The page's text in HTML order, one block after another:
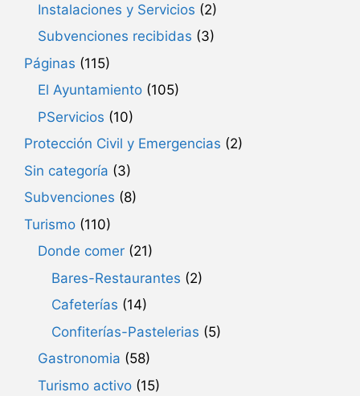
Instalaciones y Servicios (2)
Subvenciones recibidas (3)
Páginas (115)
El Ayuntamiento (105)
PServicios (10)
Protección Civil y Emergencias (2)
Sin categoría (3)
Subvenciones (8)
Turismo (110)
Donde comer (21)
Bares-Restaurantes (2)
Cafeterías (14)
Confiterías-Pastelerias (5)
Gastronomia (58)
Turismo activo (15)